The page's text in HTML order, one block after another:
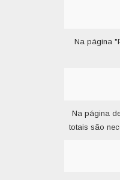
Na página
Na página
totais são